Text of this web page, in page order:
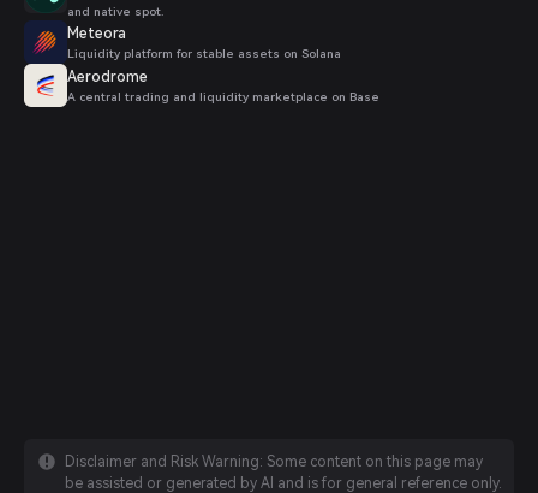
and native spot.
Meteora
Liquidity platform for stable assets on Solana
Aerodrome
A central trading and liquidity marketplace on Base
Disclaimer and Risk Warning: Some content on this page may
be assisted or generated by AI and is for general reference only.